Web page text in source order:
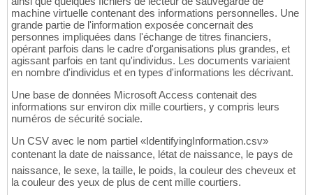
machine virtuelle contenant des informations personnelles. Une
grande partie de l'information exposée concernait des
personnes impliquées dans l'échange de titres financiers,
opérant parfois dans le cadre d'organisations plus grandes, et
agissant parfois en tant qu'individus. Les documents variaient
en nombre d'individus et en types d'informations les décrivant.
Une base de données Microsoft Access contenait des
informations sur environ dix mille courtiers, y compris leurs
numéros de sécurité sociale.
Un CSV avec le nom partiel «IdentifyingInformation.csv»
contenant la date de naissance, létat de naissance, le pays de
naissance, le sexe, la taille, le poids, la couleur des cheveux et
la couleur des yeux de plus de cent mille courtiers.